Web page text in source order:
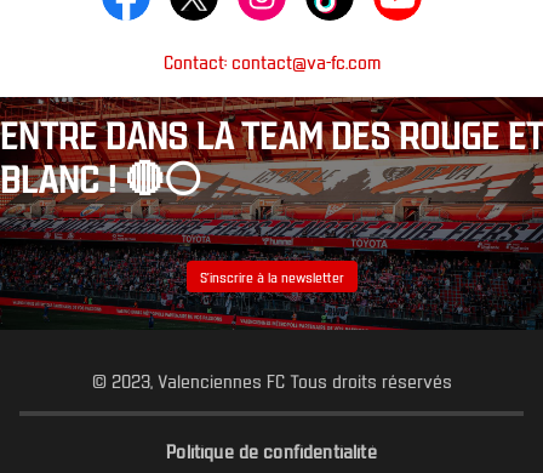
Contact: contact@va-fc.com
ENTRE DANS LA TEAM DES ROUGE ET
BLANC ! 🔴⚪️
S’inscrire à la newsletter
© 2023, Valenciennes FC Tous droits réservés
Politique de confidentialité